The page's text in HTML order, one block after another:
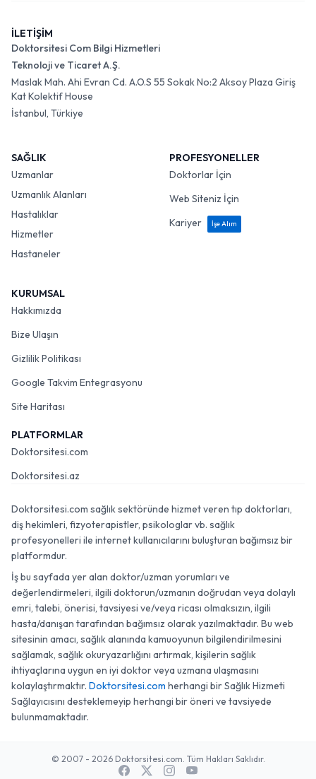
İLETİŞİM
Doktorsitesi Com Bilgi Hizmetleri
Teknoloji ve Ticaret A.Ş.
Maslak Mah. Ahi Evran Cd. A.O.S 55 Sokak No:2 Aksoy Plaza Giriş
Kat Kolektif House
İstanbul, Türkiye
SAĞLIK
Uzmanlar
Uzmanlık Alanları
Hastalıklar
Hizmetler
Hastaneler
PROFESYONELLER
Doktorlar İçin
Web Siteniz İçin
Kariyer
İşe Alım
KURUMSAL
Hakkımızda
Bize Ulaşın
Gizlilik Politikası
Google Takvim Entegrasyonu
Site Haritası
PLATFORMLAR
Doktorsitesi.com
Doktorsitesi.az
Doktorsitesi.com sağlık sektöründe hizmet veren tıp doktorları,
diş hekimleri, fizyoterapistler, psikologlar vb. sağlık
profesyonelleri ile internet kullanıcılarını buluşturan bağımsız bir
platformdur.
İş bu sayfada yer alan doktor/uzman yorumları ve
değerlendirmeleri, ilgili doktorun/uzmanın doğrudan veya dolaylı
emri, talebi, önerisi, tavsiyesi ve/veya ricası olmaksızın, ilgili
hasta/danışan tarafından bağımsız olarak yazılmaktadır. Bu web
sitesinin amacı, sağlık alanında kamuoyunun bilgilendirilmesini
sağlamak, sağlık okuryazarlığını artırmak, kişilerin sağlık
ihtiyaçlarına uygun en iyi doktor veya uzmana ulaşmasını
kolaylaştırmaktır. Doktorsitesi.com herhangi bir Sağlık Hizmeti
Sağlayıcısını desteklemeyip herhangi bir öneri ve tavsiyede
bulunmamaktadır.
© 2007 - 2026 Doktorsitesi.com. Tüm Hakları Saklıdır.